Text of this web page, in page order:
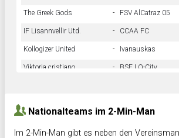
The Greek Gods - FSV AlCatraz 05
IF Lisannvellir Utd. - CCAA FC
Kollogizer United - Ivanauskas
Viktoria cristiano - BSF LO-City
Nationalteams im 2-Min-Man
Im 2-Min-Man gibt es neben den